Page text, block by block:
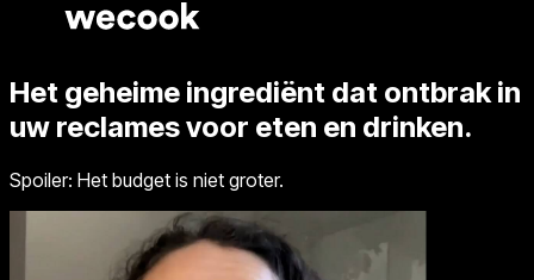
Het geheime ingrediënt dat ontbrak in
uw reclames voor eten en drinken.
Spoiler: Het budget is niet groter.